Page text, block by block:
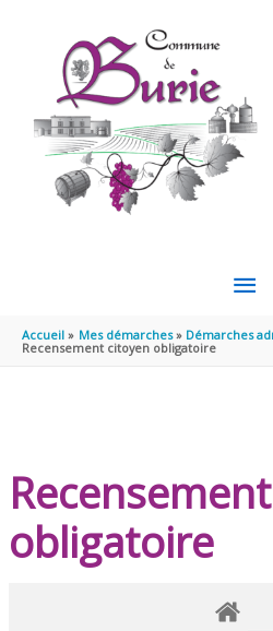
Accueil Mes démarches
Démarches
Recensement citoyen obligatoire
obligatoire